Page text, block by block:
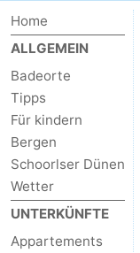
und
trinken
Veranstaltungen
Praktisch
Forum
Route
-
Parken
Reisebuchshop
Medizin
Home
ALLGEMEIN
Badeorte
Tipps
Für kindern
Bergen
Schoorlser Dünen
Wetter
UNTERKÜNFTE
Appartements